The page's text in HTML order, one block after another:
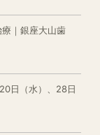
療｜銀座大山歯
日（水）、28日